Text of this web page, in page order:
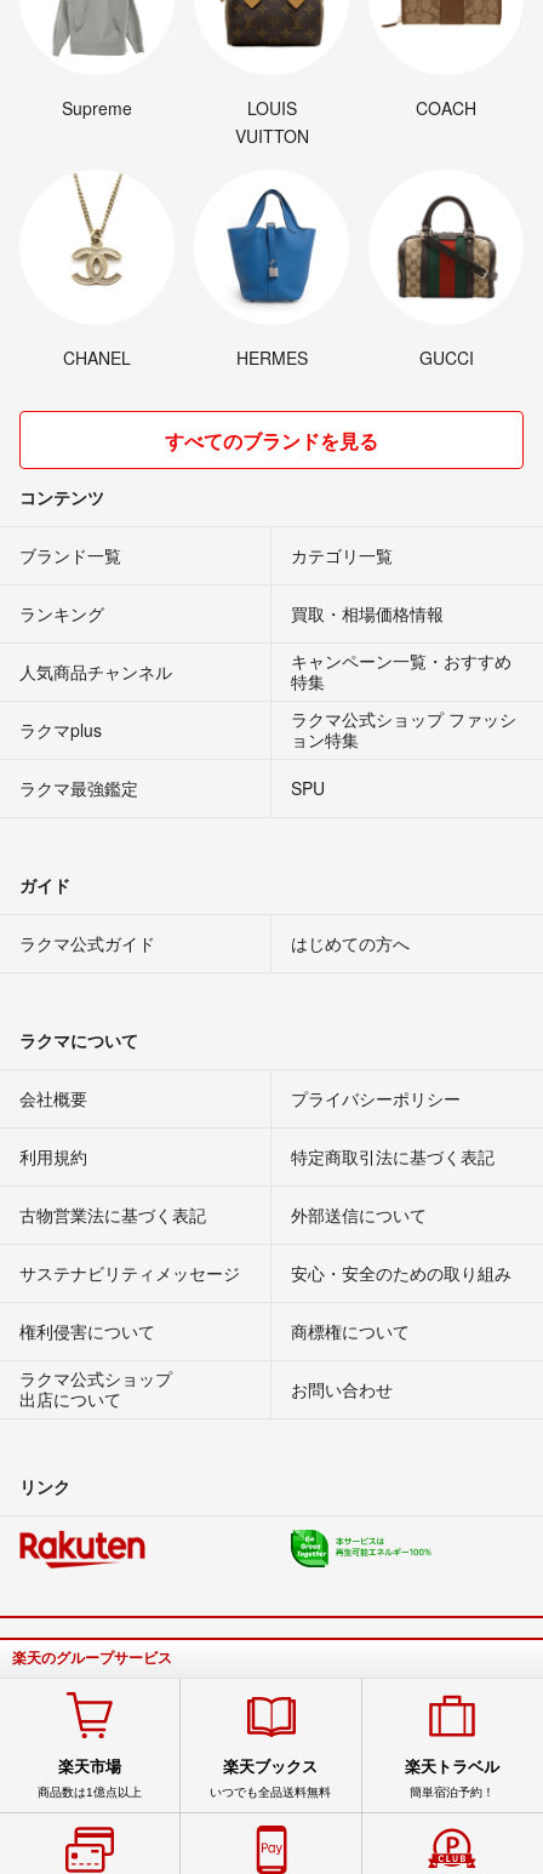
Supreme
LOUIS
VUITTON
COACH
CHANEL HERMES GUCCI
すべてのブランドを見る
コンテンツ
ブランド一覧 カテゴリ一覧
ランキング 買取・相場価格情報
人気商品チャンネル
キャンペーン一覧・おすすめ
特集
ラクマplus
ラクマ公式ショップ ファッシ
ョン特集
ラクマ最強鑑定
SPU
ガイド
ラクマ公式ガイド はじめての方へ
ラクマについて
会社概要 プライバシーポリシー
利用規約 特定商取引法に基づく表記
古物営業法に基づく表記 外部送信について
サステナビリティメッセージ 安心・安全のための取り組み
権利侵害について
商標権について
ラクマ公式ショップ
出店について
お問い合わせ
リンク
楽天のグループサービス
楽天市場
商品数は1億点以上
楽天ブックス
いつでも全品送料無料
楽天トラベル
簡単宿泊予約！